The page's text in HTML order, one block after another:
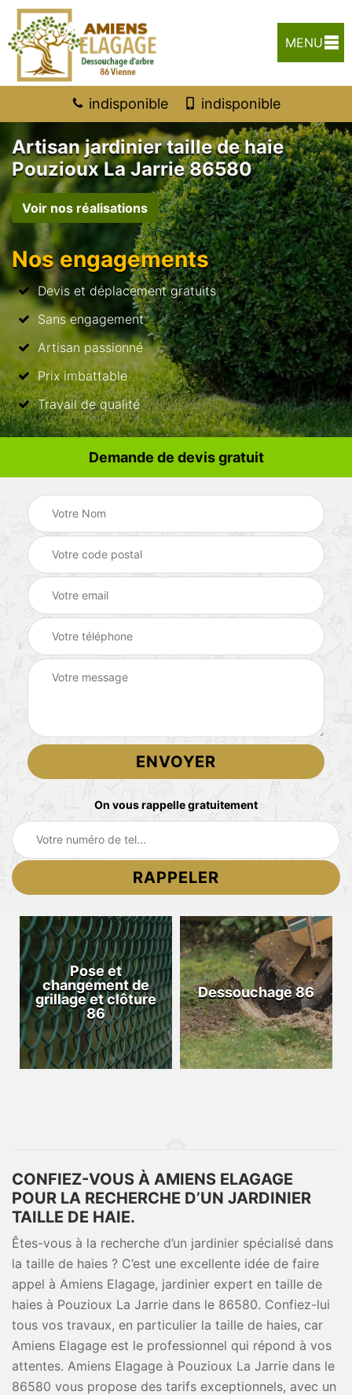
MENU
indisponible indisponible
Artisan jardinier taille de haie
Pouzioux La Jarrie 86580
Voir nos réalisations
Nos engagements
Devis et déplacement gratuits
Sans engagement
Artisan passionné
Prix imbattable
Travail de qualité
Demande de devis gratuit
On vous rappelle gratuitement
Pose et
changement de
grillage et clôture
86
Dessouchage 86
CONFIEZ-VOUS À AMIENS ELAGAGE
POUR LA RECHERCHE D’UN JARDINIER
TAILLE DE HAIE.
Êtes-vous à la recherche d’un jardinier spécialisé dans
la taille de haies ? C’est une excellente idée de faire
appel à Amiens Elagage, jardinier expert en taille de
haies à Pouzioux La Jarrie dans le 86580. Confiez-lui
tous vos travaux, en particulier la taille de haies, car
Amiens Elagage est le professionnel qui répond à vos
attentes. Amiens Elagage à Pouzioux La Jarrie dans le
86580 vous propose des tarifs exceptionnels, avec un